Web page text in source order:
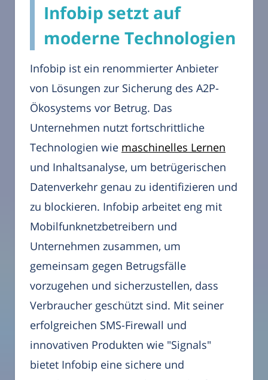
Infobip setzt auf
moderne Technologien
Infobip ist ein renommierter Anbieter
von Lösungen zur Sicherung des A2P-
Ökosystems vor Betrug. Das
Unternehmen nutzt fortschrittliche
Technologien wie maschinelles Lernen
und Inhaltsanalyse, um betrügerischen
Datenverkehr genau zu identifizieren und
zu blockieren. Infobip arbeitet eng mit
Mobilfunknetzbetreibern und
Unternehmen zusammen, um
gemeinsam gegen Betrugsfälle
vorzugehen und sicherzustellen, dass
Verbraucher geschützt sind. Mit seiner
erfolgreichen SMS-Firewall und
innovativen Produkten wie "Signals"
bietet Infobip eine sichere und